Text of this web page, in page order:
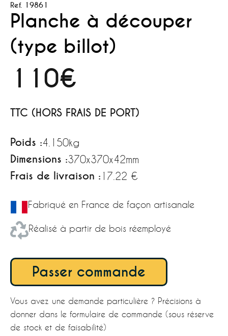
Ref. 19861
Planche à découper
(type billot)
110€
TTC (HORS FRAIS DE PORT)
Poids :4.150kg
Dimensions :370x370x42mm
Frais de livraison : 17.22 €
Fabriqué en France de façon artisanale
Réalisé à partir de bois réemployé
Passer commande
Vous avez une demande particulière ? Précisions à
donner dans le formulaire de commande (sous réserve
de stock et de faisabilité)